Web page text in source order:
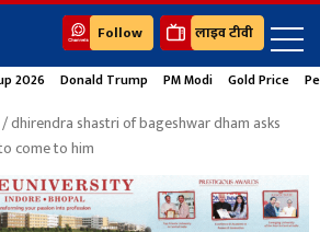
Follow लाइव टीवी
2026 Donald Trump PM Modi Gold Price
/ dhirendra shastri of bageshwar dham asks
come to him